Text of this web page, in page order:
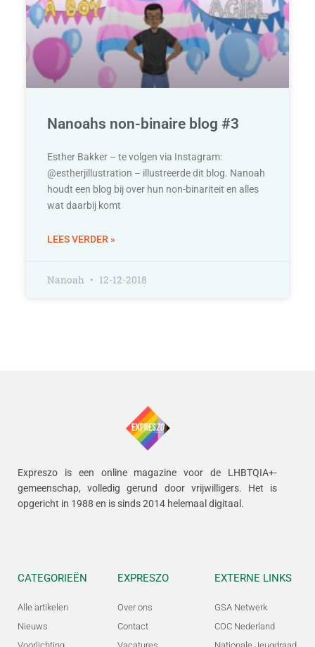
Nanoahs non-binaire blog #3
Esther Bakker – te volgen via Instagram:
@estherjillustration – illustreerde dit blog. Nanoah
houdt een blog bij over hun non-binariteit en alles
wat daarbij komt
LEES VERDER »
Nanoah 12-12-2018
Expreszo is een online magazine voor de LHBTQIA+-
gemeenschap, volledig gerund door vrijwilligers. Het is
opgericht in 1988 en is sinds 2014 helemaal digitaal.
CATEGORIEËN
Alle artikelen
Nieuws
EXPRESZO
Over ons
Contact
EXTERNE LINKS
GSA Netwerk
COC Nederland